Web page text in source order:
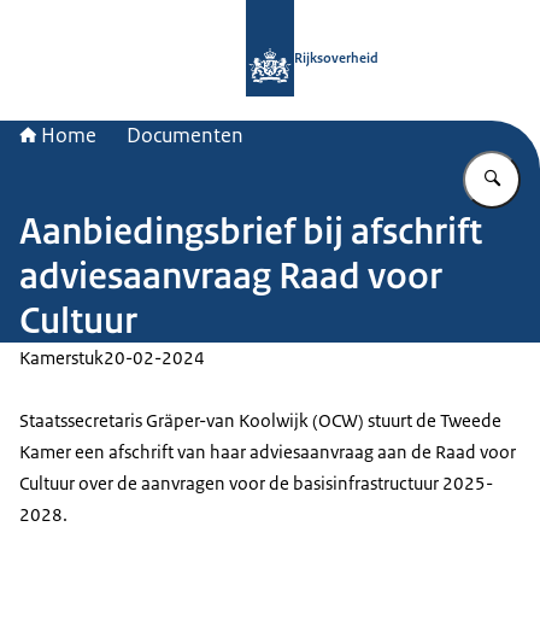
Rijksoverheid
Home Documenten
Aanbiedingsbrief bij afschrift
adviesaanvraag Raad voor
Cultuur
Kamerstuk20-02-2024
Staatssecretaris Gräper-van Koolwijk (OCW) stuurt de Tweede
Kamer een afschrift van haar adviesaanvraag aan de Raad voor
Cultuur over de aanvragen voor de basisinfrastructuur 2025-
2028.